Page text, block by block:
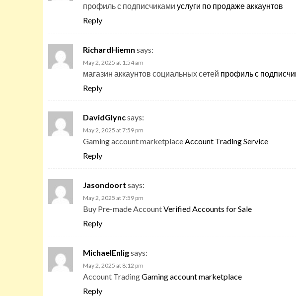
профиль с подписчиками услуги по продаже аккаунтов
Reply
RichardHiemn says:
May 2, 2025 at 1:54 am
магазин аккаунтов социальных сетей профиль с
Reply
DavidGlyncsays:
May 2, 2025 at 7:59 pm
Gaming account marketplaceAccount Trading Service
Reply
Jasondoort says:
May 2, 2025 at 7:59 pm
Buy Pre-made AccountVerified Accounts for Sale
Reply
MichaelEnligsays:
May 2, 2025 at 8:12 pm
Account TradingGaming account marketplace
Reply